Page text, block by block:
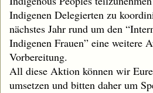
Indigenen Delegierten zu
nächstes Jahr rund um den
Indigenen Frauen” eine weitere
Vorbereitung.
All diese Aktion können wir
umsetzen und bitten daher um